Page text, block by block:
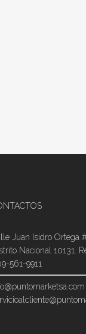
Juan Isidro Ortega
Nacional 10131.
561-9911